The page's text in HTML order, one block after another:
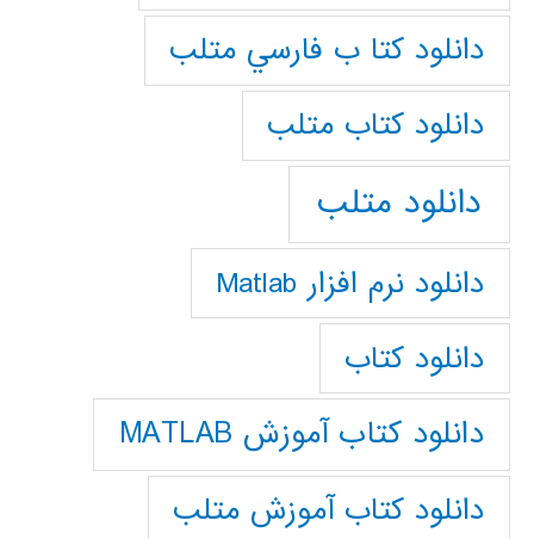
دانلود كتا ب فارسي متلب
دانلود كتاب متلب
دانلود متلب
دانلود نرم افزار Matlab
دانلود کتاب
دانلود کتاب آموزش MATLAB
دانلود کتاب آموزش متلب